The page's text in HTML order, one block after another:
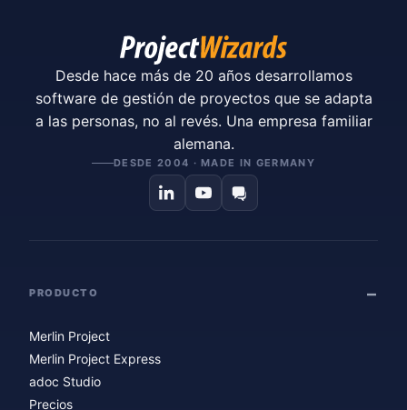
Desde hace más de 20 años desarrollamos
software de gestión de proyectos que se adapta
a las personas, no al revés. Una empresa familiar
alemana.
DESDE 2004 · MADE IN GERMANY
PRODUCTO
Merlin Project
Merlin Project Express
adoc Studio
Precios